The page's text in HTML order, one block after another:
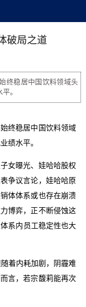
破局之道
终稳居中国饮料领域头
。
终稳居中国饮料领域
绩水平。
女曝光、娃哈哈股权
争议言论，娃哈哈原
体体系或也存在崩溃
博弈，正不断侵蚀这
系内员工稳定性也大
着内耗加剧，阴霾难
言，若宗馥莉能再次